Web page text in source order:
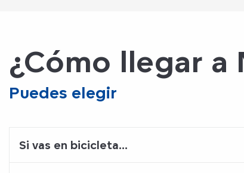
¿Cómo llegar a
Puedes elegir
Si vas en bicicleta...